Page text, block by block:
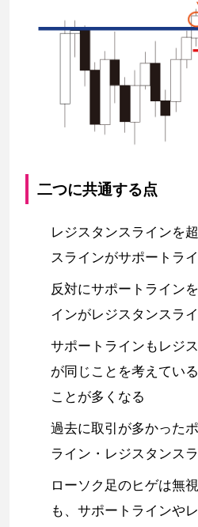
二つに共通する点
レジスタンスラインを
スラインがサポートラ
反対にサポートライン
インがレジスタンスラ
サポートラインもレジ
が同じことを考えてい
ことが多くなる
過去に取引が多かった
ライン・レジスタンス
ローソク足のヒゲは無
も、サポートラインや